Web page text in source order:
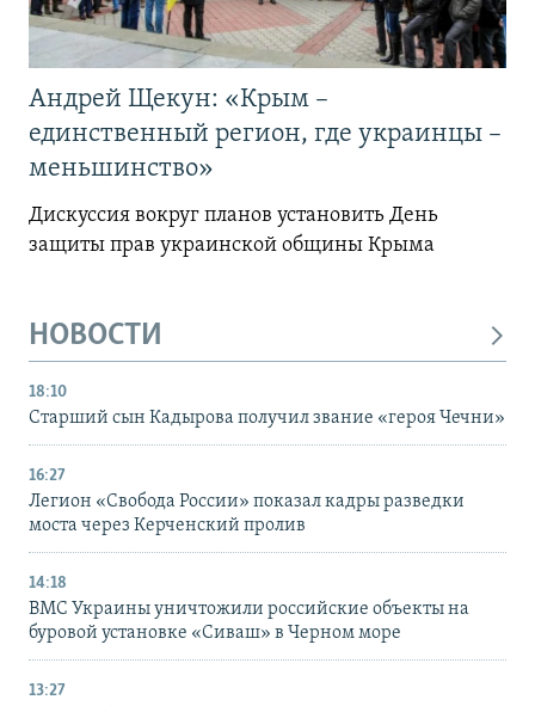
Андрей Щекун: «Крым –
единственный регион, где украинцы –
меньшинство»
Дискуссия вокруг планов установить День
защиты прав украинской общины Крыма
НОВОСТИ
18:10
Старший сын Кадырова получил звание «героя Чечни»
16:27
Легион «Свобода России» показал кадры разведки
моста через Керченский пролив
14:18
ВМС Украины уничтожили российские объекты на
буровой установке «Сиваш» в Черном море
13:27